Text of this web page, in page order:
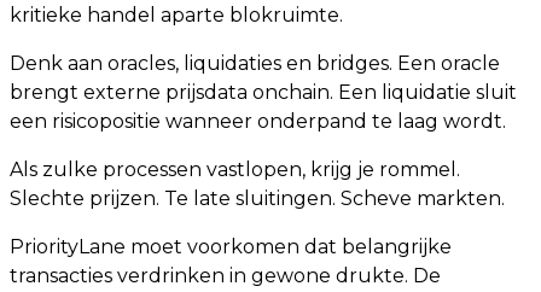
kritieke handel aparte blokruimte.
Denk aan oracles, liquidaties en bridges. Een oracle
brengt externe prijsdata onchain. Een liquidatie sluit
een risicopositie wanneer onderpand te laag wordt.
Als zulke processen vastlopen, krijg je rommel.
Slechte prijzen. Te late sluitingen. Scheve markten.
PriorityLane moet voorkomen dat belangrijke
transacties verdrinken in gewone drukte. De